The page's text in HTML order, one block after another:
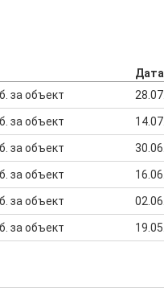
Дата
за объект
за объект
за объект
за объект
за объект
за объект